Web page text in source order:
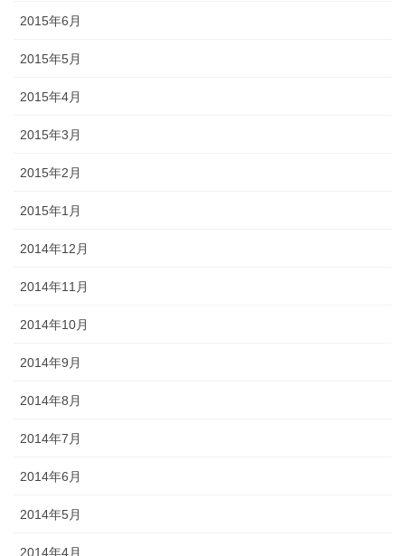
2015年6月
2015年5月
2015年4月
2015年3月
2015年2月
2015年1月
2014年12月
2014年11月
2014年10月
2014年9月
2014年8月
2014年7月
2014年6月
2014年5月
2014年4月